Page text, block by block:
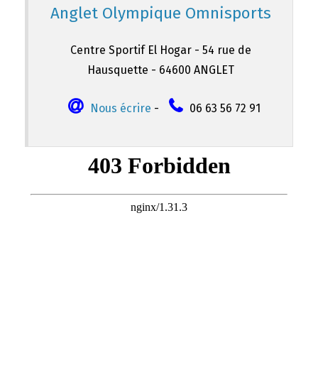
Anglet Olympique Omnisports
Centre Sportif El Hogar - 54 rue de
Hausquette - 64600 ANGLET
Nous écrire - 06 63 56 72 91